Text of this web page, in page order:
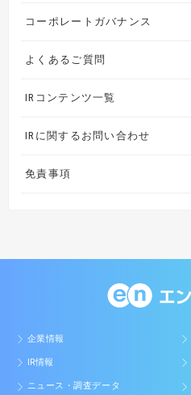
コーポレートガバナンス
よくあるご質問
IRコンテンツ一覧
IRに関するお問い合わせ
免責事項
企業情報
IR情報
ニュース・調査データ